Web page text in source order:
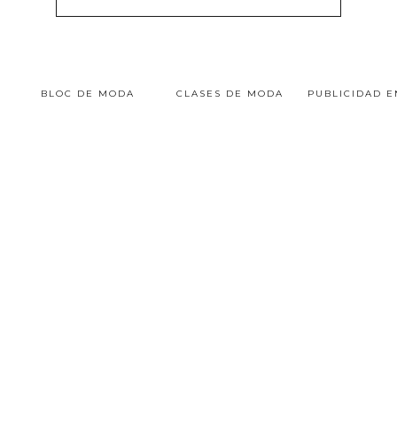
BLOC DE MODA CLASES DE MODA PUBLICIDAD